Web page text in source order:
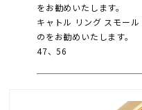
をお勧めいたします。
キャトル リング スモー
のをお勧めいたします。
47、56